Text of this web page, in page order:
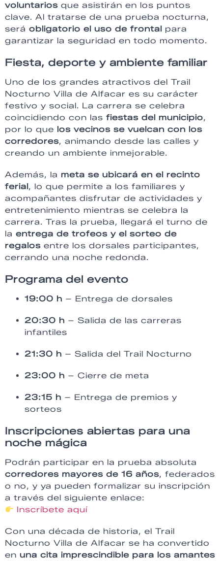
voluntarios que asistirán en los puntos
clave. Al tratarse de una prueba nocturna,
será obligatorio el uso de frontal
para
garantizar la seguridad en todo momento.
Fiesta, deporte y ambiente familiar
Uno de los grandes atractivos del Trail
Nocturno Villa de Alfacar es su carácter
festivo y social. La carrera se celebra
coincidiendo con las fiestas del municipio,
por lo que los vecinos se vuelcan con los
corredores, animando desde las calles y
creando un ambiente inmejorable.
Además, la meta se ubicará en el recinto
ferial , lo que permite a los familiares y
acompañantes disfrutar de actividades y
entretenimiento mientras se celebra la
carrera. Tras la prueba, llegará el turno de
la entrega de trofeos y el sorteo de
regalos entre los dorsales participantes,
cerrando una noche redonda.
Programa del evento
19:00 h – Entrega de dorsales
20:30 h – Salida de las carreras
infantiles
21:30 h – Salida del Trail Nocturno
23:00 h – Cierre de meta
23:15 h – Entrega de premios y
sorteos
Inscripciones abiertas para una
noche mágica
Podrán participar en la prueba absoluta
corredores mayores de 16 años, federados
o no, y ya pueden formalizar su inscripción
a través del siguiente enlace:
Inscríbete aquí
Con una década de historia, el Trail
Nocturno Villa de Alfacar se ha convertido
en una cita imprescindible para los amantes